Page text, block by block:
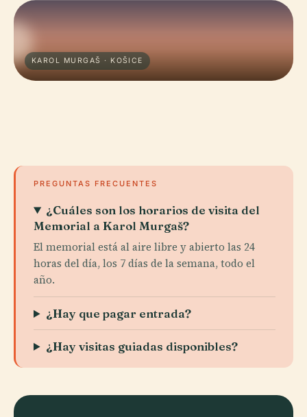
KAROL MURGAŠ · KOŠICE
PREGUNTAS FRECUENTES
¿Cuáles son los horarios de visita del
Memorial a Karol Murgaš?
El memorial está al aire libre y abierto las 24
horas del día, los 7 días de la semana, todo el
año.
¿Hay que pagar entrada?
¿Hay visitas guiadas disponibles?